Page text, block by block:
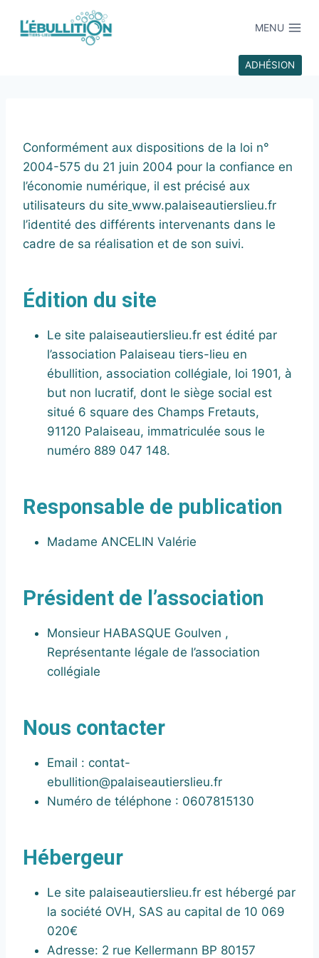
MENU
ADHÉSION
Conformément aux dispositions de la loi n°
2004-575 du 21 juin 2004 pour la confiance en
l’économie numérique, il est précisé aux
utilisateurs du site www.palaiseautierslieu.fr
l’identité des différents intervenants dans le
cadre de sa réalisation et de son suivi.
Édition du site
Le site palaiseautierslieu.fr est édité par
l’association Palaiseau tiers-lieu en
ébullition, association collégiale, loi 1901, à
but non lucratif, dont le siège social est
situé 6 square des Champs Fretauts,
91120 Palaiseau, immatriculée sous le
numéro 889 047 148.
Responsable de publication
Madame ANCELIN Valérie
Président de l’association
Monsieur HABASQUE Goulven ,
Représentante légale de l’association
collégiale
Nous contacter
Email : contat-
ebullition@palaiseautierslieu.fr
Numéro de téléphone : 0607815130
Hébergeur
Le site palaiseautierslieu.fr est hébergé par
la société OVH, SAS au capital de 10 069
020€
Adresse: 2 rue Kellermann BP 80157